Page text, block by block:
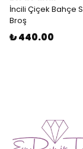
İncili Çiçek Bahçe
Broş
₺ 440.00